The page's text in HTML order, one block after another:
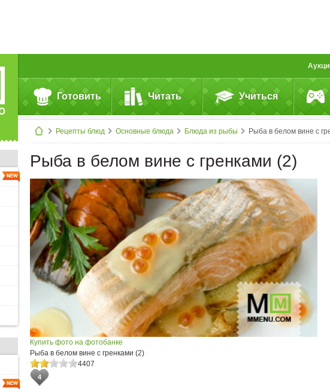
Готовить Читать Учиться
Рецепты блюд Основные блюда Блюда из рыбы Рыба в белом вине с гренками
Рыба в белом вине с гренками (2)
Купить фото на фотобанке
Рыба в белом вине с гренками (2)
4407
4